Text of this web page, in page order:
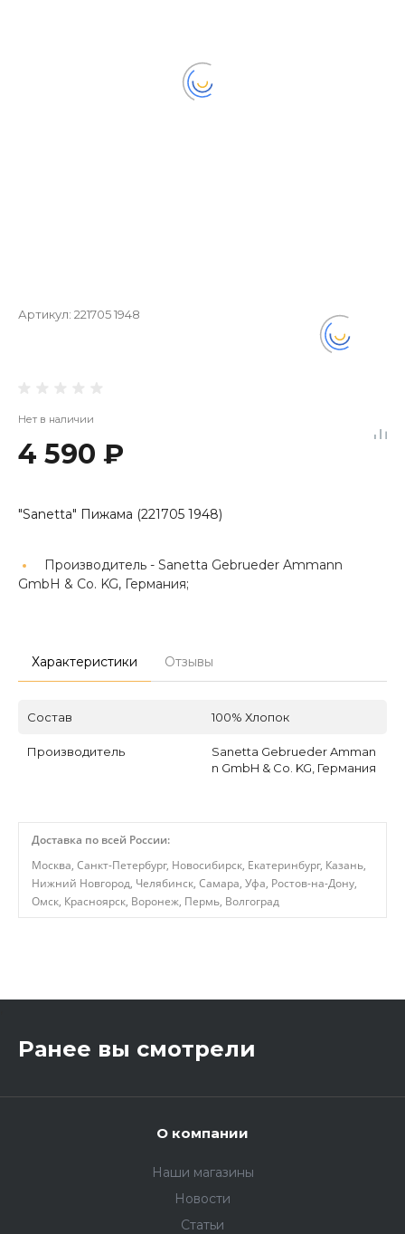
Артикул: 221705 1948
Нет в наличии
4 590 ₽
"Sanetta" Пижама (221705 1948)
Производитель - Sanetta Gebrueder Ammann
GmbH & Co. KG, Германия;
Характеристики Отзывы
Состав 100% Хлопок
Производитель
Sanetta Gebrueder Amman
n GmbH & Co. KG, Германия
Доставка по всей России:
Москва, Санкт-Петербург, Новосибирск, Екатеринбург, Казань,
Нижний Новгород, Челябинск, Самара, Уфа, Ростов-на-Дону,
Омск, Красноярск, Воронеж, Пермь, Волгоград
Ранее вы смотрели
О компании
Наши магазины
Новости
Статьи